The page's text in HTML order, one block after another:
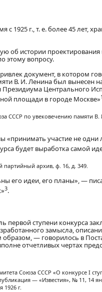
1925 г., т. е. более 45 лет,
об истории
этому вопросу.
документ, в котором
В. И. Ленина был вынесен
Центрального
площади в городе Москве»1
СССР по увековечению памяти
«принимать участие не
будет выработка самой
партийный архив, ф. 16, д. 349.
его идеи, его планы», —
3.
первой ступени конкурса
замысла,
образом, — говорилось в
отчетливых чертах
Союза СССР «О конкурсе I
— «Известия», № 11, 14
1926 г.